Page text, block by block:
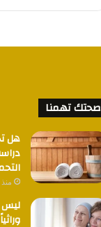
صحتك تهمنا
هل
ليس